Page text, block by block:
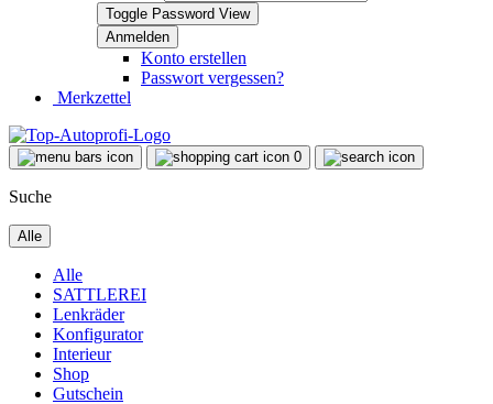
Toggle Password View
Konto erstellen
Passwort vergessen?
Merkzettel
0
Suche
Alle
Alle
SATTLEREI
Lenkräder
Konfigurator
Interieur
Shop
Gutschein